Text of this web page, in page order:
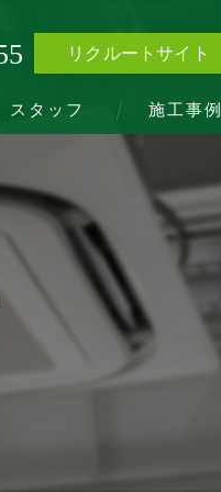
リクルートサイト
スタッフ 施工事例